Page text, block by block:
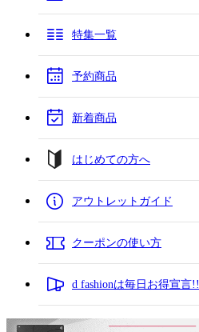
特集一覧
予約商品
新着商品
はじめての方へ
アウトレットガイド
クーポンの使い方
d fashionは毎日お得宣言!!